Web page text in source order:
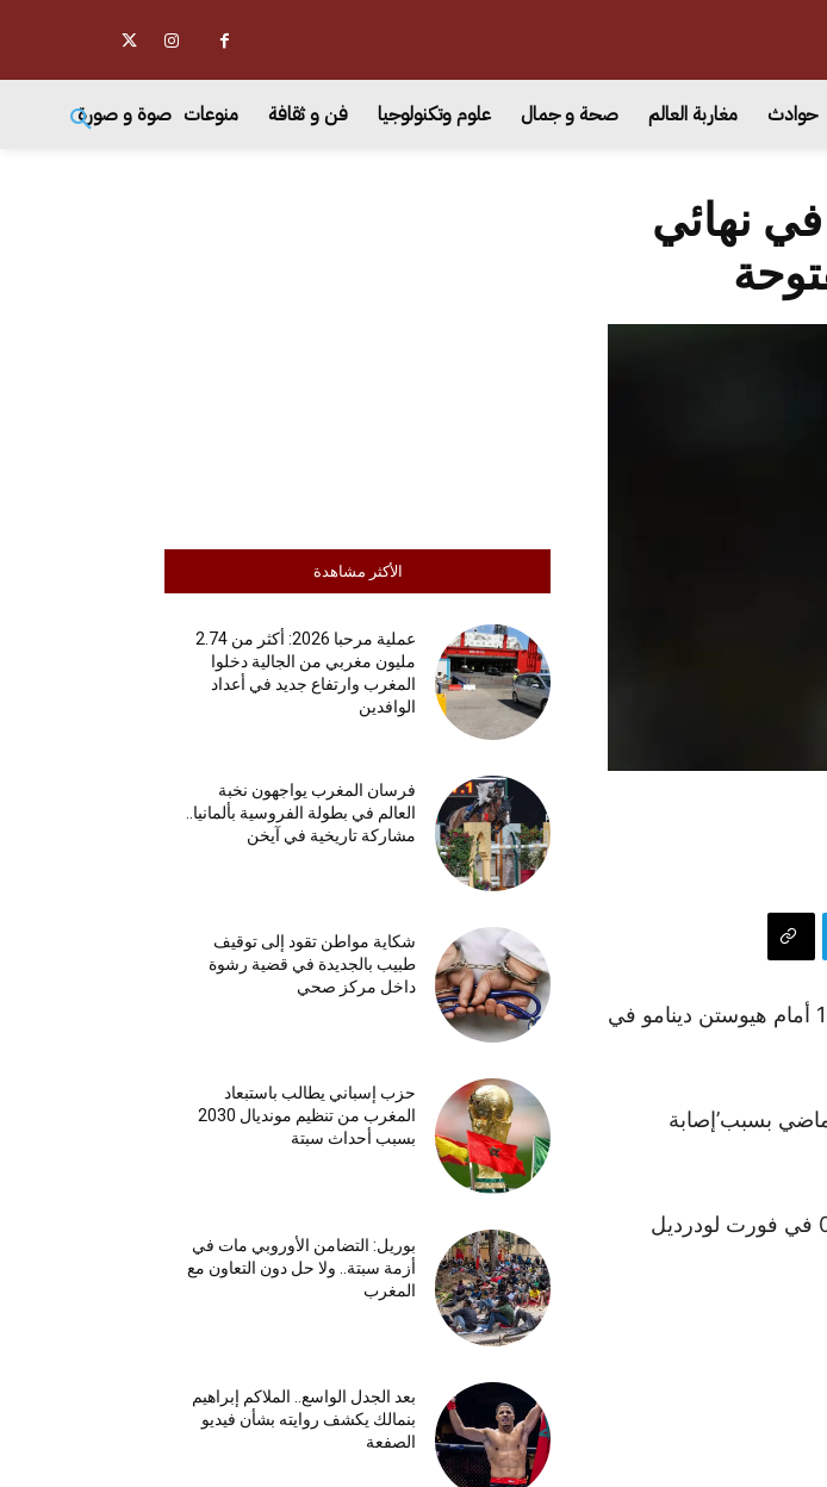
حوادث مغاربة العالم صحة و جمال علوم وتكنولوجيا فن و ثقافة منوعات صوة و صورة
الأكثر مشاهدة
عملية مرحبا 2026: أكثر من 2.74
مليون مغربي من الجالية دخلوا
المغرب وارتفاع جديد في أعداد
الوافدين
فرسان المغرب يواجهون نخبة
العالم في بطولة الفروسية بألمانيا..
مشاركة تاريخية في آيخن
شكاية مواطن تقود إلى توقيف
طبيب بالجديدة في قضية رشوة
داخل مركز صحي
حزب إسباني يطالب باستبعاد
المغرب من تنظيم مونديال 2030
بسبب أحداث سبتة
بوريل: التضامن الأوروبي مات في
أزمة سبتة.. ولا حل دون التعاون مع
المغرب
بعد الجدل الواسع.. الملاكم إبراهيم
بنمالك يكشف روايته بشأن فيديو
الصفعة
نهائي
شاهد ليونيل ميسي المصاب من المدرجات خسارة فريقه إنتر ميامي 2-1 أمام هيوستن دينامو في
الماضي بسبب’إصابة
جريفين دورسي وركلة جزاء أمين باسي وضعا هيوستن في المقدمة 2-0 في فورت لودرديل